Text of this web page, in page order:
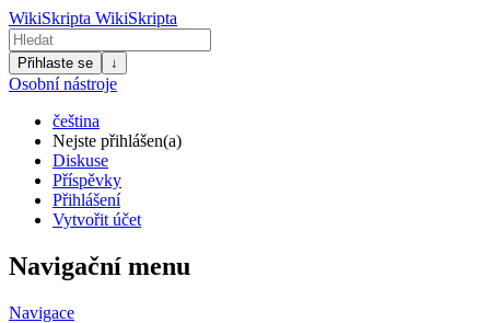
WikiSkripta WikiSkripta
Přihlaste se ↓
Osobní nástroje
čeština
Nejste přihlášen(a)
Diskuse
Příspěvky
Přihlášení
Vytvořit účet
Navigační menu
Navigace